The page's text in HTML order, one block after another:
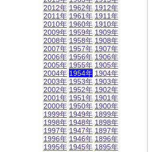
2012年
2011年
2010年
2009年
2008年
2007年
2006年
2005年
2004年
2003年
2002年
2001年
2000年
1999年
1998年
1997年
1996年
1995年
1962年
1961年
1960年
1959年
1958年
1957年
1956年
1955年
1954年
1953年
1952年
1951年
1950年
1949年
1948年
1947年
1946年
1945年
1912年
1911年
1910年
1909年
1908年
1907年
1906年
1905年
1904年
1903年
1902年
1901年
1900年
1899年
1898年
1897年
1896年
1895年